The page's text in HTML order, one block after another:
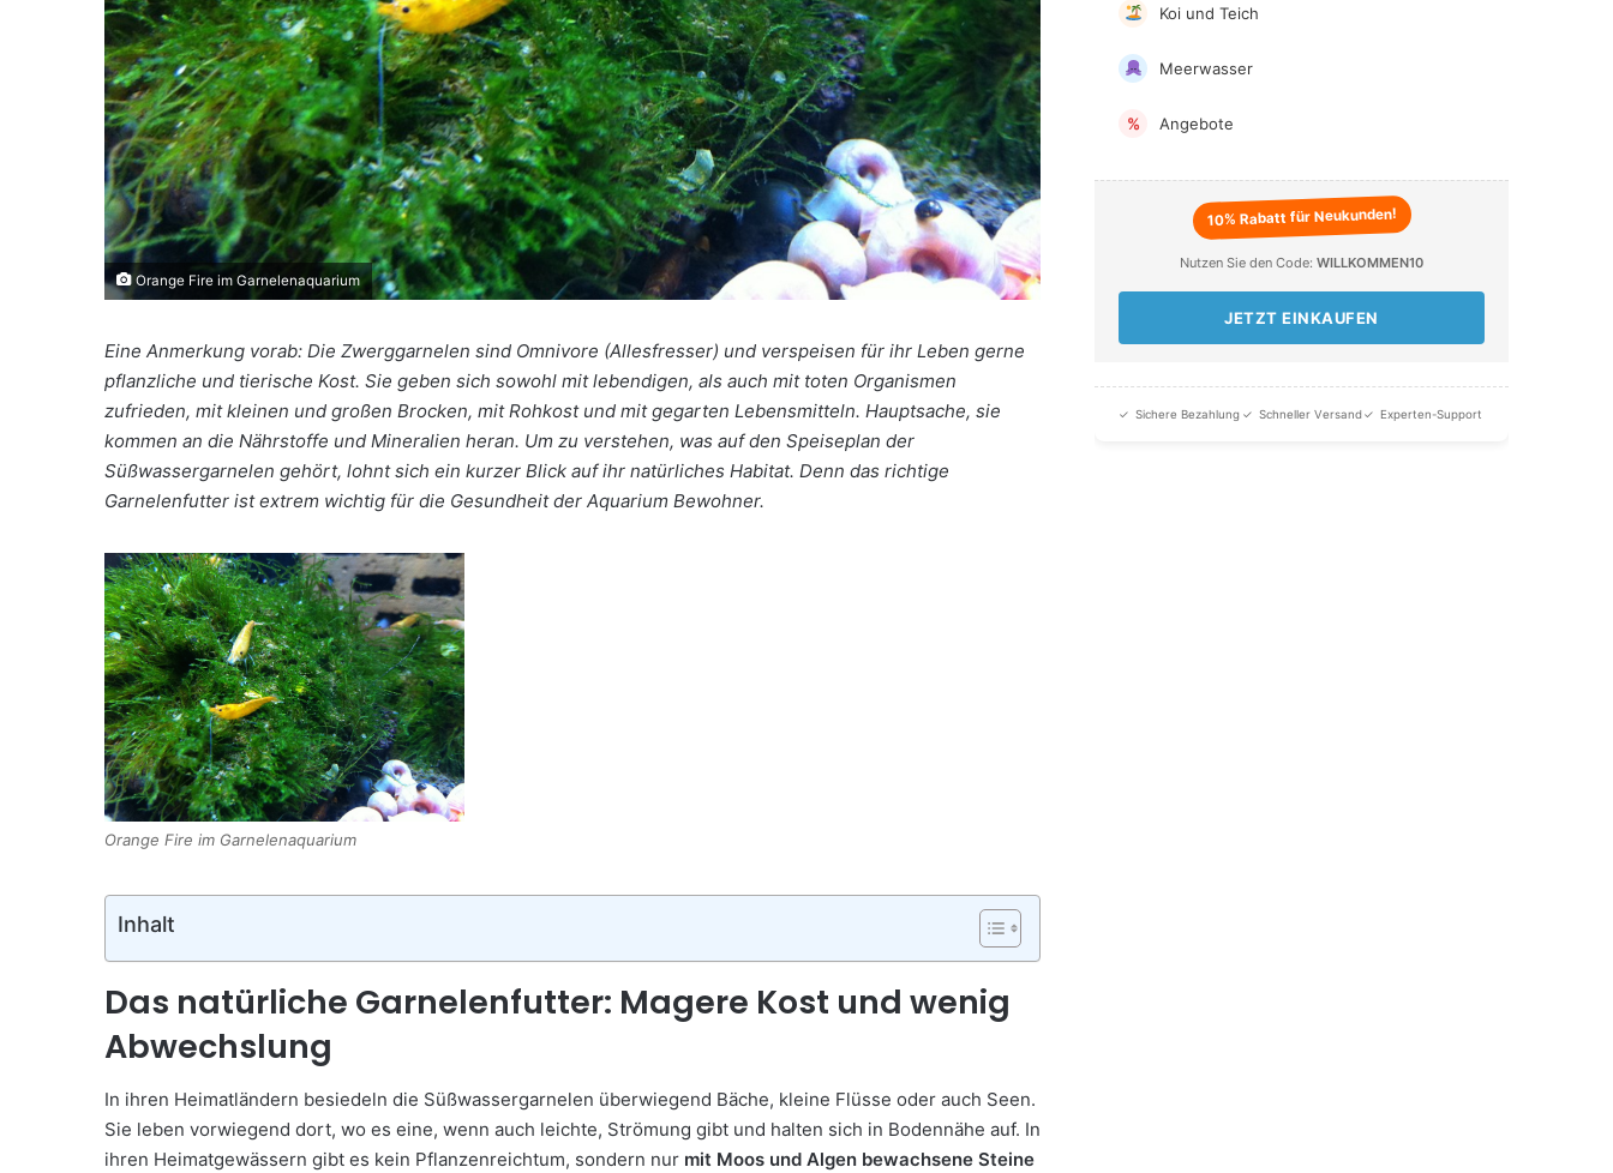
Orange Fire im Garnelenaquarium
Eine Anmerkung vorab: Die Zwerggarnelen sind Omnivore (Allesfresser) und verspeisen für ihr Leben gerne
pflanzliche und tierische Kost. Sie geben sich sowohl mit lebendigen, als auch mit toten Organismen
zufrieden, mit kleinen und großen Brocken, mit Rohkost und mit gegarten Lebensmitteln. Hauptsache, sie
kommen an die Nährstoffe und Mineralien heran. Um zu verstehen, was auf den Speiseplan der
Süßwassergarnelen gehört, lohnt sich ein kurzer Blick auf ihr natürliches Habitat. Denn das richtige
Garnelenfutter ist extrem wichtig für die Gesundheit der Aquarium Bewohner.
Orange Fire im Garnelenaquarium
Inhalt
Das natürliche Garnelenfutter: Magere Kost und wenig
Abwechslung
In ihren Heimatländern besiedeln die Süßwassergarnelen überwiegend Bäche, kleine Flüsse oder auch Seen.
Sie leben vorwiegend dort, wo es eine, wenn auch leichte, Strömung gibt und halten sich in Bodennähe auf. In
ihren Heimatgewässern gibt es kein Pflanzenreichtum, sondern nur mit Moos und Algen bewachsene Steine
Koi und Teich
Meerwasser
% Angebote
10% Rabatt für Neukunden!
Nutzen Sie den Code: WILLKOMMEN10
JETZT EINKAUFEN
✓ Sichere Bezahlung ✓ Schneller Versand ✓ Experten-Support